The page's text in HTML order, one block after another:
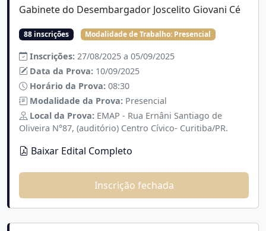
Gabinete do Desembargador Joscelito Giovani Cé
88 inscrições Modalidade de Trabalho: Presencial
Inscrições: 27/08/2025 a 05/09/2025
Data da Prova: 10/09/2025
Horário da Prova: 08:30
Modalidade da Prova: Presencial
Local da Prova: EMAP - Rua Ernâni Santiago de
Oliveira N°87, (auditório) Centro Cívico- Curitiba/PR.
Baixar Edital Completo
Inscrição fechada